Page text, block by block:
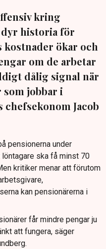
kring
historia för
kostnader ökar och
om de arbetar
dålig signal när
jobbar i
chefsekonom Jacob
pensionerna under
ska få minst 70
kritiker menar att förutom
kan pensionärerna i
får mindre pengar ju
att fungera, säger